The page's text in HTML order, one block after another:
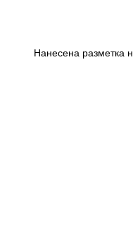
Нанесена разметка